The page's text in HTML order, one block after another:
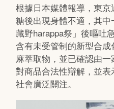
根據日本媒體報導，東
糖後出現身體不適，其
藏野harappa祭」後嘔吐
含有未受管制的新型合
麻萃取物，並已確認由
對商品合法性辯解，並
社會廣泛關注。